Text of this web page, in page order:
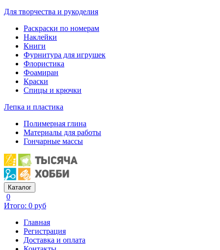
Для творчества и рукоделия
Раскраски по номерам
Наклейки
Книги
Фурнитура для игрушек
Флористика
Фоамиран
Краски
Спицы и крючки
Лепка и пластика
Полимерная глина
Материалы для работы
Гончарные массы
Каталог
0
Итого: 0 руб
Главная
Регистрация
Доставка и оплата